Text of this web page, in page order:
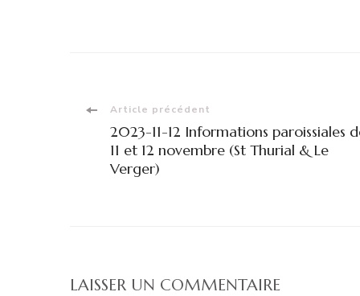
Navigation
d'article
Article précédent
2023-11-12 Informations paroissiales
11 et 12 novembre (St Thurial & Le
Verger)
LAISSER UN COMMENTAIRE